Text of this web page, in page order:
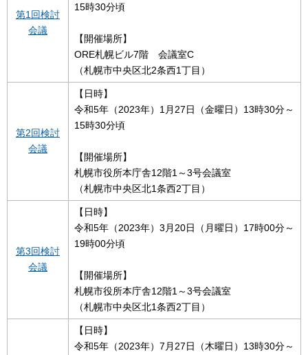
第1回検討
会議
15時30分頃
【開催場所】
ORE札幌ビル7階 会議室C
（札幌市中央区北2条西1丁目）
第2回検討
会議
【日時】
令和5年（2023年）1月27日（金曜日）13時30分～
15時30分頃
【開催場所】
札幌市役所本庁舎12階1～3号会議室
（札幌市中央区北1条西2丁目）
第3回検討
会議
【日時】
令和5年（2023年）3月20日（月曜日）17時00分～
19時00分頃
【開催場所】
札幌市役所本庁舎12階1～3号会議室
（札幌市中央区北1条西2丁目）
【日時】
令和5年（2023年）7月27日（木曜日）13時30分～